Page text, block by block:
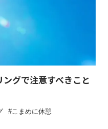
グで注意すべきこと
こまめに休憩